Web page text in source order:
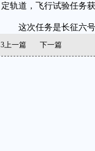
定轨道，飞行试验任务
这次任务是长征六号
3上一篇 下一篇